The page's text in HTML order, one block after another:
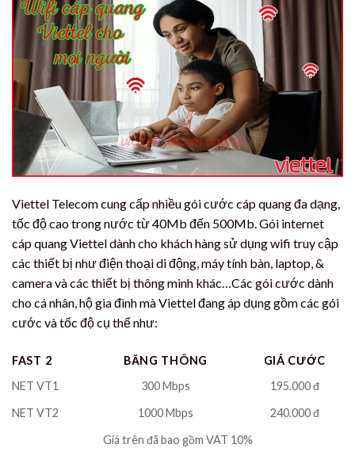
Viettel Telecom cung cấp nhiều gói cước cáp quang đa dạng,
tốc độ cao trong nước từ 40Mb đến 500Mb. Gói internet
cáp quang Viettel dành cho khách hàng sử dụng wifi truy cập
các thiết bị như điện thoại di động, máy tính bàn, laptop, &
camera và các thiết bị thông minh khác…Các gói cước dành
cho cá nhân, hộ gia đình mà Viettel đang áp dụng gồm các gói
cước và tốc độ cụ thể như:
FAST 2 BĂNG THÔNG
GIÁ CƯỚC
NET VT1
300 Mbps
195.000 đ
NET VT2
1000 Mbps
240.000 đ
Giá trên đã bao gồm VAT 10%